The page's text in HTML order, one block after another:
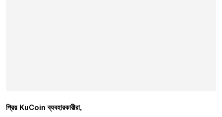
প্রিয় KuCoin ব্যবহারকারীরা,